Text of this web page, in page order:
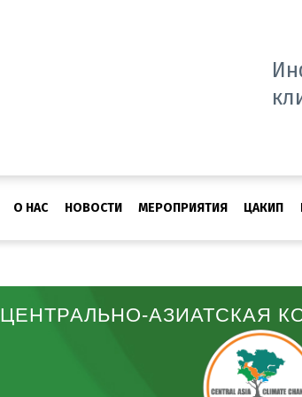
О НАС НОВОСТИ МЕРОПРИЯТИЯ ЦАКИП
ЦЕНТРАЛЬНО-АЗИАТСКАЯ